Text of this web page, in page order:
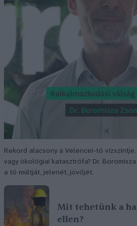
Rekord alacsony a Velencei-tó
vagy ökológiai katasztrófa? Dr.
a tó múltját, jelenét, jövőjét.
Mit tehetünk a
ellen?